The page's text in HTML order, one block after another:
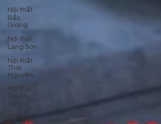
Nội thất
Bắc
Giang
Nội thất
Lạng Sơn
Nội thất
Thái
Nguyên
Nội thất
Tuyên
Quang
Nội thất